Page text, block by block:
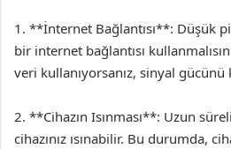
1. **İnternet Bağlantısı**: Düşük
bir internet bağlantısı
veri kullanıyorsanız, sinyal
2. **Cihazın Isınması**: Uzun
cihazınız ısınabilir. Bu durumda,